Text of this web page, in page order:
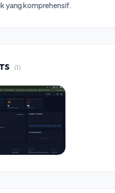
yang komprehensif.
(1)